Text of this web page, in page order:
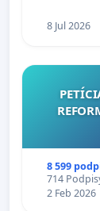
8 Jul 2026
8 599
714
2 Feb 2026